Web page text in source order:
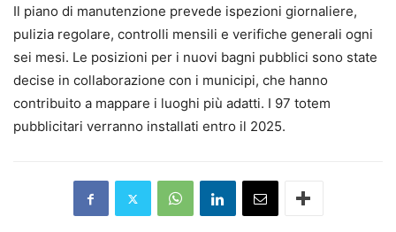
Il piano di manutenzione prevede ispezioni giornaliere,
pulizia regolare, controlli mensili e verifiche generali ogni
sei mesi. Le posizioni per i nuovi bagni pubblici sono state
decise in collaborazione con i municipi, che hanno
contribuito a mappare i luoghi più adatti. I 97 totem
pubblicitari verranno installati entro il 2025.